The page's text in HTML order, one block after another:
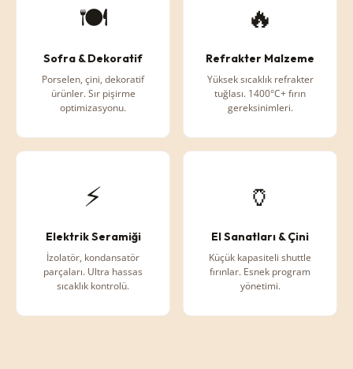
🍽️
Sofra & Dekoratif
Porselen, çini, dekoratif
ürünler. Sır pişirme
optimizasyonu.
🔥
Refrakter Malzeme
Yüksek sıcaklık refrakter
tuğlası. 1400°C+ fırın
gereksinimleri.
⚡
Elektrik Seramiği
İzolatör, kondansatör
parçaları. Ultra hassas
sıcaklık kontrolü.
🏺
El Sanatları & Çini
Küçük kapasiteli shuttle
fırınlar. Esnek program
yönetimi.